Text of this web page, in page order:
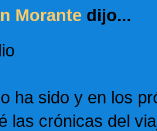
Morante dijo...
ha sido y en los
las crónicas del